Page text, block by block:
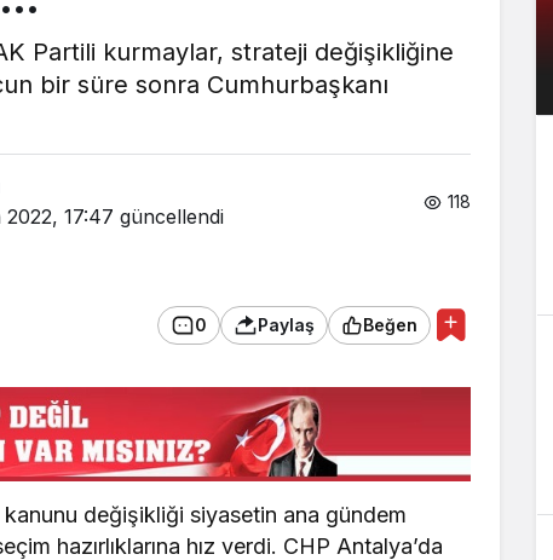
Partili kurmaylar, strateji değişikliğine
bir süre sonra Cumhurbaşkanı
17:47 güncellendi
118
0 Paylaş Beğen
değişikliği siyasetin ana gündem
hazırlıklarına hız verdi. CHP Antalya’da